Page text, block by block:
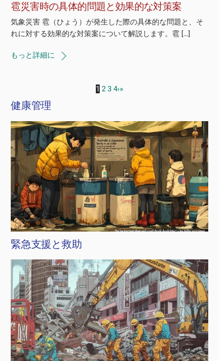
雹災害時の具体的問題と効果的な対策案
気象災害 雹（ひょう）が発生した際の具体的な問題と、そ
れに対する効果的な対策案について解説します。雹 […]
もっと詳細に
1 2 3 4›»
健康管理
緊急支援と救助